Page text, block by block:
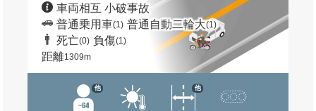
車両相互 小破事故
普通乗用車(1) 普通自動二輪大(1)
死亡(0) 負傷(1)
距離1309m
他 他